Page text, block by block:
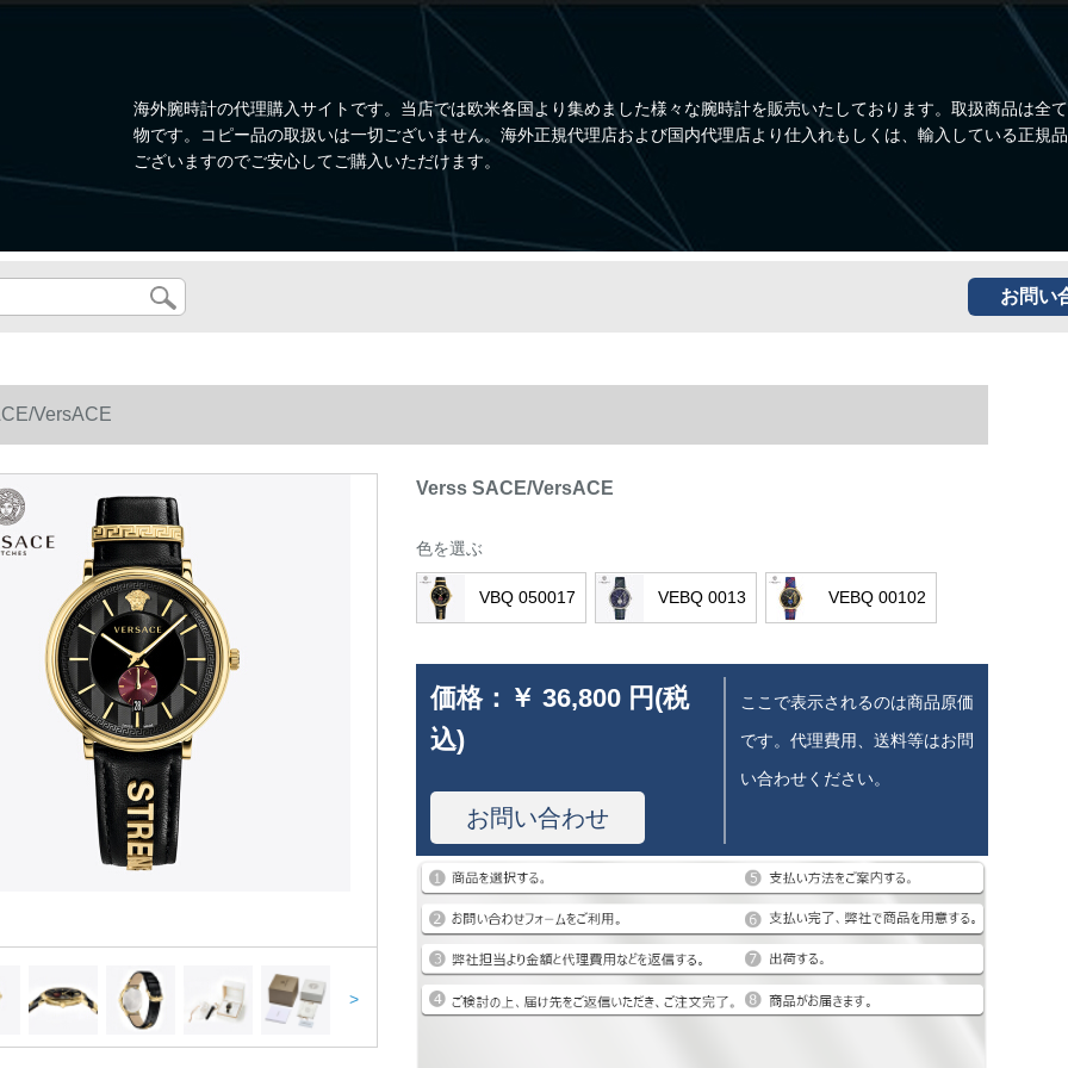
海外腕時計の代理購入サイトです。当店では欧米各国より集めました様々な腕時計を販売いたしております。取扱商品は全
物です。コピー品の取扱いは一切ございません。海外正規代理店および国内代理店より仕入れもしくは、輸入している正規
ございますのでご安心してご購入いただけます。
お問い
VersACE
>
Verss SACE/VersACE
色を選ぶ
VBQ 050017 VEBQ 0013 VEBQ 00102
価格： ￥ 36,800 円(税
込)
お問い合わせ
ここで表示されるのは商品原価
です。代理費用、送料等はお問
い合わせください。